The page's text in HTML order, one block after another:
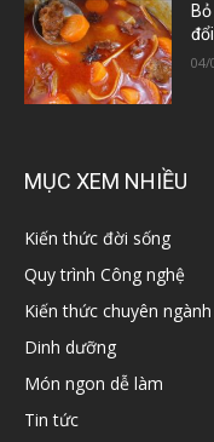
04/
MỤC XEM NHIỀU
Kiến thức đời sống
Quy trình Công nghệ
Kiến thức chuyên ngành
Dinh dưỡng
Món ngon dễ làm
Tin tức